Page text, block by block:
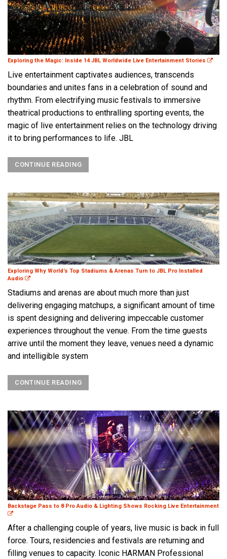
Exploring the Magic: Inside 14 JBL Worldwide Live Entertainment Stories
Live entertainment captivates audiences, transcends
boundaries and unites fans in a celebration of sound and
rhythm. From electrifying music festivals to immersive
theatrical productions to enthralling sporting events, the
magic of live entertainment relies on the technology driving
it to bring performances to life. JBL
CONTINUE READING
Exploring Why World’s Top Stadiums & Arenas Turn to JBL Pro Installed
Audio
Stadiums and arenas are about much more than just
delivering engaging matchups, a significant amount of time
is spent designing and delivering impeccable customer
experiences throughout the venue. From the time guests
arrive until the moment they leave, venues need a dynamic
and intelligible system
CONTINUE READING
Backstage Pass to 8 Pro Audio & Lighting Shows Rocking Live Entertainment
After a challenging couple of years, live music is back in full
force. Tours, residencies and festivals are returning and
filling venues to capacity. Iconic HARMAN Professional